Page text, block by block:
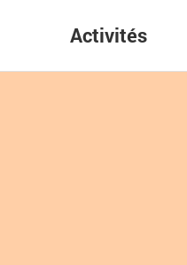
Activités